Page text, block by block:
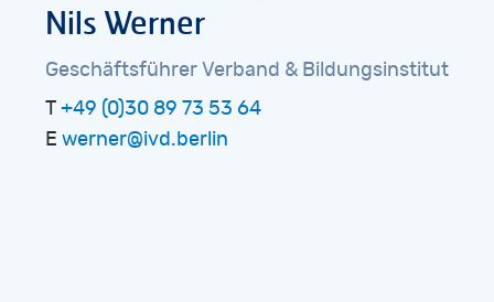
Nils Werner
Geschäftsführer Verband & Bildungsinstitut
T +49 (0)30 89 73 53 64
E werner@ivd.berlin